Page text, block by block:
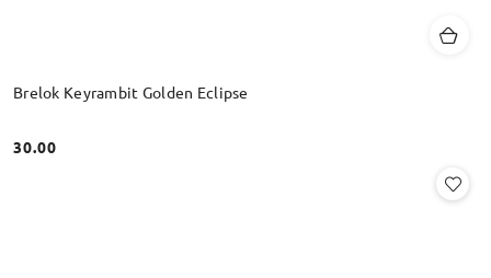
Brelok Keyrambit Golden Eclipse
Cena:
30.00